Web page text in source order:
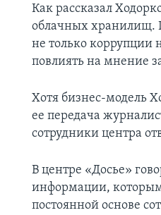
Как рассказал
облачных хранилищ.
не только коррупции
повлиять на мнение
Хотя бизнес-модель
ее передача
сотрудники центра
В центре «Досье»
информации,
постоянной основе